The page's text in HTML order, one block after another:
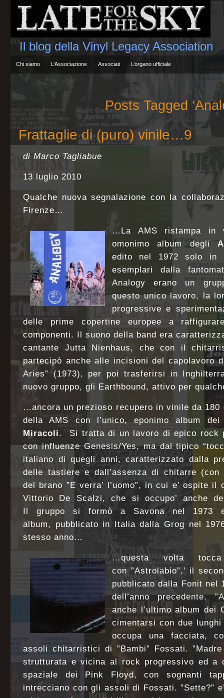
Il blog della Vinyl Legacy Association
Chi siamo L’Associazione Associati L’organo ufficiale
Posts Tagged
Frattaglie di (puro) vinile…9
di Marco Tagliabue
13 luglio 2010
Qualche nuova segnalazione con la
Firenze…
…La AMS ristampa in
omonimo album degli
edito nel 1972 solo
esemplari dalla
Analogy erano un
questo unico lavoro, la
progressive e
delle prime copertine europee a
componenti. Il suono della band era
cantante Jutta Nienhaus, che con il
partecipò anche alle incisioni del capolavoro
Aries” (1973), per poi trasferirsi in
nuovo gruppo, gli Earthbound, attivo per
…ancora un prezioso recupero in vinile da 180
della AMS con l’unico, eponimo album
Miracoli.
Si tratta di un lavoro di epico rock
con influenze Genesis/Yes, ma dal tipico
italiano di quegli anni, caratterizzato dalla
delle tastiere e dall’assenza di chitarre (con
del brano ”E verra’ l’uomo”, in cui e’ ospite
Vittorio De Scalzi, che si occupo’ anche
Il gruppo si formò a Savona nel 1973
album, pubblicato in Italia dalla Grog nel
stesso anno…
…questa volta
con ”Astrolabio”,’ il
pubblicato dalla Fonit nel
dell’anno precedente.
anche l’ultimo album dei
cimentarsi con due
occupa una facciata,
assoli chitarristici di ”Bambi” Fossati.
strutturata e vicina al rock progressivo ed a
spaziale dei Pink Floyd, con sognanti
intrecciano con gli assoli di Fossati. ”Sette?”